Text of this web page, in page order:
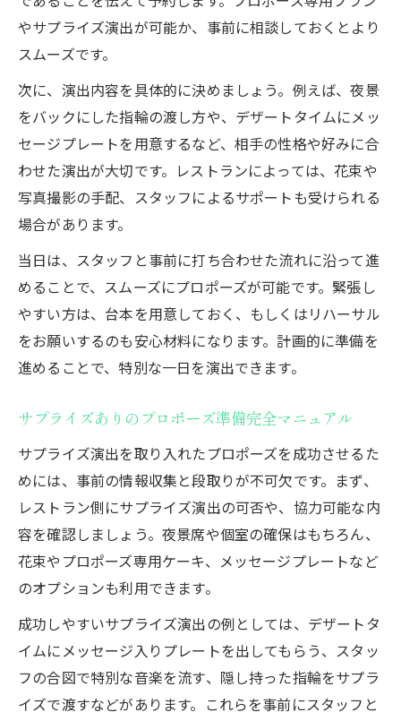
やサプライズ演出が可能か、事前に相談しておくとより
スムーズです。
次に、演出内容を具体的に決めましょう。例えば、夜景
をバックにした指輪の渡し方や、デザートタイムにメッ
セージプレートを用意するなど、相手の性格や好みに合
わせた演出が大切です。レストランによっては、花束や
写真撮影の手配、スタッフによるサポートも受けられる
場合があります。
当日は、スタッフと事前に打ち合わせた流れに沿って進
めることで、スムーズにプロポーズが可能です。緊張し
やすい方は、台本を用意しておく、もしくはリハーサル
をお願いするのも安心材料になります。計画的に準備を
進めることで、特別な一日を演出できます。
サプライズありのプロポーズ準備完全マニュアル
サプライズ演出を取り入れたプロポーズを成功させるた
めには、事前の情報収集と段取りが不可欠です。まず、
レストラン側にサプライズ演出の可否や、協力可能な内
容を確認しましょう。夜景席や個室の確保はもちろん、
花束やプロポーズ専用ケーキ、メッセージプレートなど
のオプションも利用できます。
成功しやすいサプライズ演出の例としては、デザートタ
イムにメッセージ入りプレートを出してもらう、スタッ
フの合図で特別な音楽を流す、隠し持った指輪をサプラ
イズで渡すなどがあります。これらを事前にスタッフと